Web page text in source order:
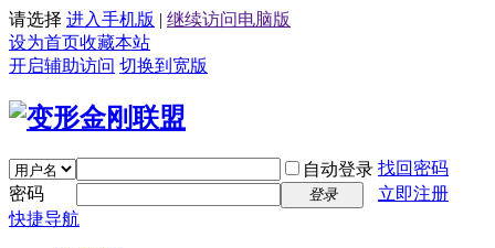
请选择 进入手机版 | 继续访问电脑版
设为首页收藏本站
开启辅助访问 切换到宽版
自动登录 找回密码
密码
登录
立即注册
快捷导航